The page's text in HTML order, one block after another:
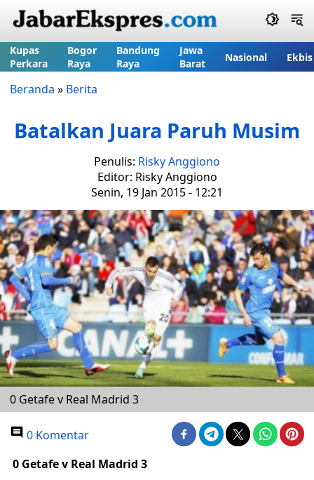
Kupas
Perkara
Bogor
Raya
Bandung
Raya
Jawa
Barat
Nasional Ekbis
Beranda » Berita
Batalkan Juara Paruh Musim
Penulis: Risky Anggiono
Editor: Risky Anggiono
Senin, 19 Jan 2015 - 12:21
0 Getafe v Real Madrid 3
0 Komentar
0 Getafe v Real Madrid 3